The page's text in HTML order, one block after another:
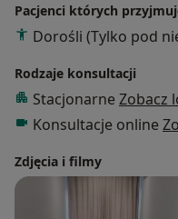
Pacjenci których
Dorośli (Tylko pod
Rodzaje konsultacji
Stacjonarne Zobacz
Konsultacje online
Zdjęcia i filmy